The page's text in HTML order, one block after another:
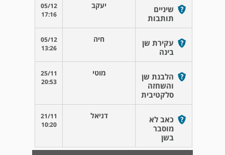
שיניים
תותבות
יעקב
05/12
17:16
עקירת שן
בינה
חיה
05/12
13:26
הלבנת שן
והשחזה
סלקטיבית
מוטי
25/11
20:53
כאב לא
מוסבר
בשן
דניאל
21/11
10:20